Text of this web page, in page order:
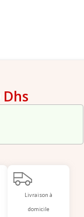
Dhs
Livraison à
domicile